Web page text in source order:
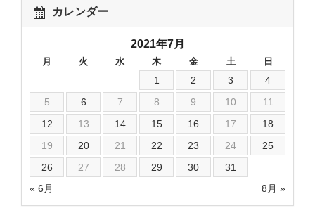
カレンダー
2021年7月
月 火 水 木 金 土 日
« 6月 8月 »
1 2 3
4
5
6 7 8 9 10
11
12
13 14 15 16 17
18
19
20 21 22 23 24
25
26
27 28 29 30 31